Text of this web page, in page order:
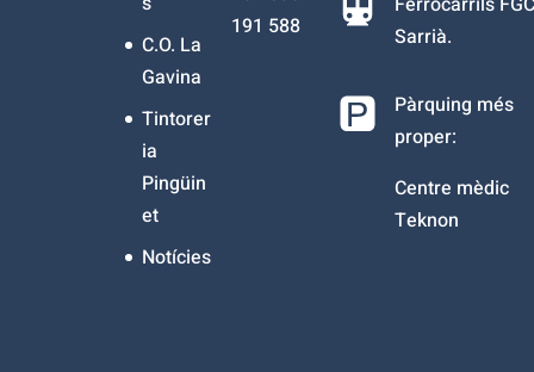
C.O. La
Gavina
Tintorer
ia
Pingüin
et
Notícies
191 588
Sarrià.
Pàrquing més
proper:
Centre mèdic
Teknon